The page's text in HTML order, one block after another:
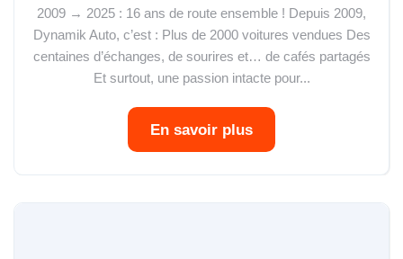
2009 → 2025 : 16 ans de route ensemble ! Depuis 2009,
Dynamik Auto, c’est : Plus de 2000 voitures vendues Des
centaines d’échanges, de sourires et… de cafés partagés
Et surtout, une passion intacte pour...
En savoir plus